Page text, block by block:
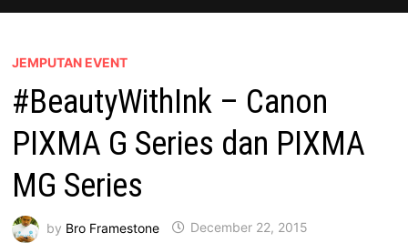
JEMPUTAN EVENT
#BeautyWithInk – Canon
PIXMA G Series dan PIXMA
MG Series
by Bro Framestone December 22, 2015